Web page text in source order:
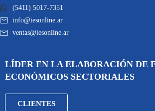
(5411) 5017-7351
info@iesonline.ar
ventas@iesonline.ar
LÍDER EN LA ELABORACIÓN DE
ECONÓMICOS SECTORIALES
CLIENTES